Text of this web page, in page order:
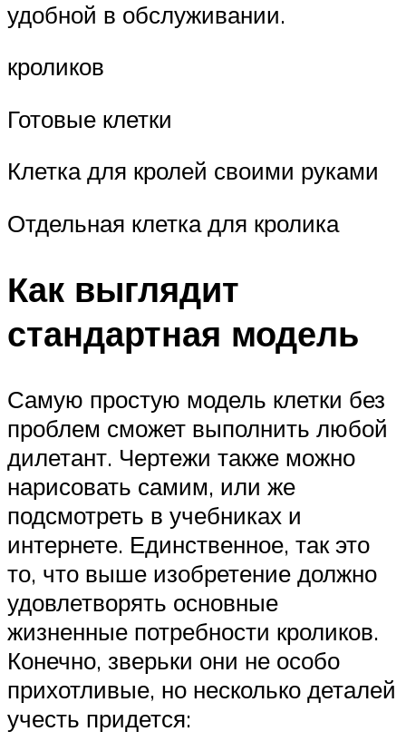
удобной в обслуживании.
кроликов
Готовые клетки
Клетка для кролей своими руками
Отдельная клетка для кролика
Как выглядит
стандартная модель
Самую простую модель клетки без
проблем сможет выполнить любой
дилетант. Чертежи также можно
нарисовать самим, или же
подсмотреть в учебниках и
интернете. Единственное, так это
то, что выше изобретение должно
удовлетворять основные
жизненные потребности кроликов.
Конечно, зверьки они не особо
прихотливые, но несколько деталей
учесть придется: